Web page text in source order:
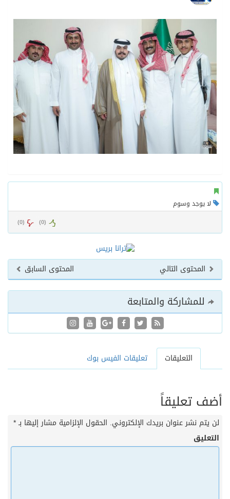
لا يوجد وسوم
(
0
) (
0
)
المحتوى السابق المحتوى التالي
للمشاركة والمتابعة
التعليقات تعليقات الفيس بوك
أضف تعليقاً
لن يتم نشر عنوان بريدك الإلكتروني. الحقول الإلزامية مشار إليها بـ*
التعليق